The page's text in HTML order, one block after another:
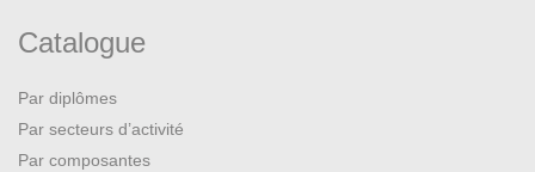
Catalogue
Par diplômes
Par secteurs d’activité
Par composantes